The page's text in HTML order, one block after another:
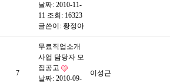
날짜: 2010-11-
11 조회: 16323
글쓴이: 황정아
7
무료직업소개
사업 담당자 모
집공고
날짜: 2010-09-
이성근